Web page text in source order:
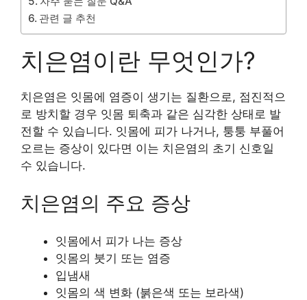
관련 글 추천
치은염이란 무엇인가?
치은염은 잇몸에 염증이 생기는 질환으로, 점진적으
로 방치할 경우 잇몸 퇴축과 같은 심각한 상태로 발
전할 수 있습니다. 잇몸에 피가 나거나, 퉁퉁 부풀어
오르는 증상이 있다면 이는 치은염의 초기 신호일
수 있습니다.
치은염의 주요 증상
잇몸에서 피가 나는 증상
잇몸의 붓기 또는 염증
입냄새
잇몸의 색 변화 (붉은색 또는 보라색)